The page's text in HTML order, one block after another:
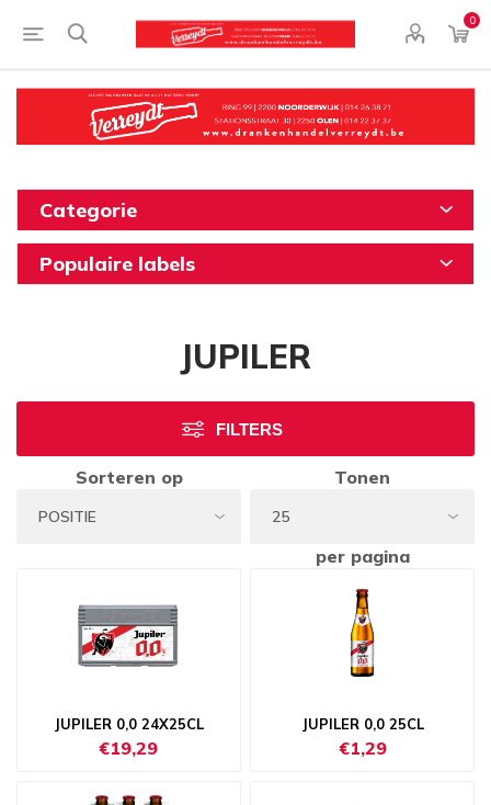
0
Categorie
Populaire labels
JUPILER
FILTERS
Sorteren op Tonen
per pagina
JUPILER 0,0 24X25CL
€19,29
JUPILER 0,0 25CL
€1,29